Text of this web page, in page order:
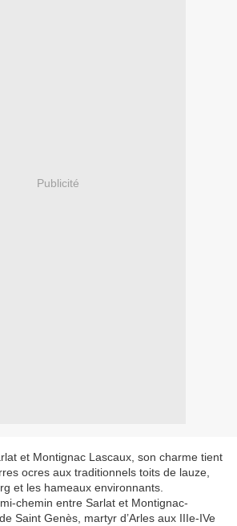
Publicité
et Montignac Lascaux, son charme tient
ocres aux traditionnels toits de lauze,
et les hameaux environnants.
chemin entre Sarlat et Montignac-
Saint Genès, martyr d’Arles aux IIIe-IVe